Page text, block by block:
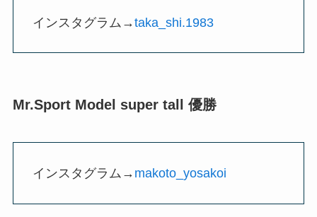
インスタグラム→taka_shi.1983
Mr.Sport Model super tall 優勝
インスタグラム→ makoto_yosakoi